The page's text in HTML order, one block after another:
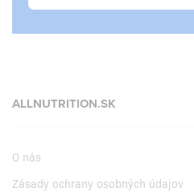
ALLNUTRITION.SK
O nás
Zásady ochrany osobných údajov